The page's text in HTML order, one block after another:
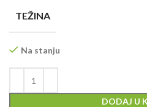
TEŽINA
Na stanju
DODAJ U